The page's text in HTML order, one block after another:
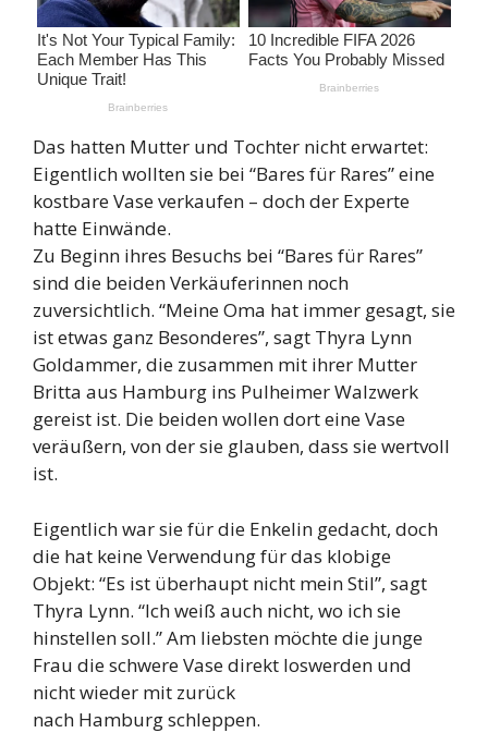
Das hatten Mutter und Tochter nicht erwartet:
Eigentlich wollten sie bei “Bares für Rares” eine
kostbare Vase verkaufen – doch der Experte
hatte Einwände.
Zu Beginn ihres Besuchs bei “Bares für Rares”
sind die beiden Verkäuferinnen noch
zuversichtlich. “Meine Oma hat immer gesagt, sie
ist etwas ganz Besonderes”, sagt Thyra Lynn
Goldammer, die zusammen mit ihrer Mutter
Britta aus Hamburg ins Pulheimer Walzwerk
gereist ist. Die beiden wollen dort eine Vase
veräußern, von der sie glauben, dass sie wertvoll
ist.
Eigentlich war sie für die Enkelin gedacht, doch
die hat keine Verwendung für das klobige
Objekt: “Es ist überhaupt nicht mein Stil”, sagt
Thyra Lynn. “Ich weiß auch nicht, wo ich sie
hinstellen soll.” Am liebsten möchte die junge
Frau die schwere Vase direkt loswerden und
nicht wieder mit zurück
nach Hamburg schleppen.